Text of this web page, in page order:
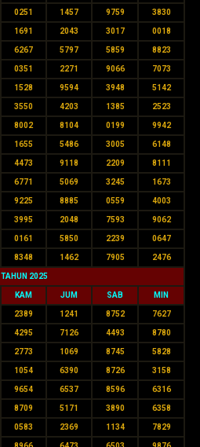
0251 1457 9759 3830
1691 2043 3017 0018
6267 5797 5859 8823
0351 2271 9066 7073
1528 9594 3948 5142
3550 4203 1385 2523
8002 8104 0199 9942
1655 5486 3005 6148
4473 9118 2209 8111
6771 5069 3245 1673
9225 8885 0559 4003
3995 2048 7593 9062
0161 5850 2239 0647
8348 1462 7905 2476
TAHUN 2025
KAM JUM SAB MIN
2389 1241 8752 7627
4295 7126 4493 8780
2773 1069 8745 5828
1054 6390 8726 3158
9654 6537 8596 6316
8709 5171 3890 6358
0583 2369 1134 7829